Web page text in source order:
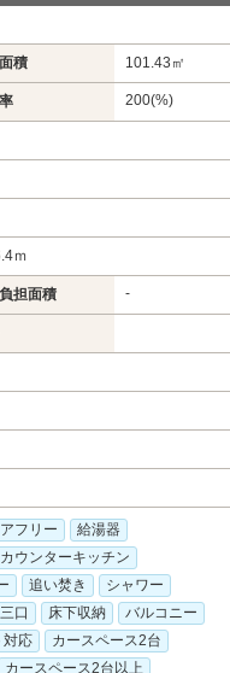
積 101.43㎡
200(%)
ｍ
担面積 -
フリー
給湯器
カウンターキッチン
追い焚き
シャワー
口 床下収納
バルコニー
対応
カースペース2台
カースペース2台以上